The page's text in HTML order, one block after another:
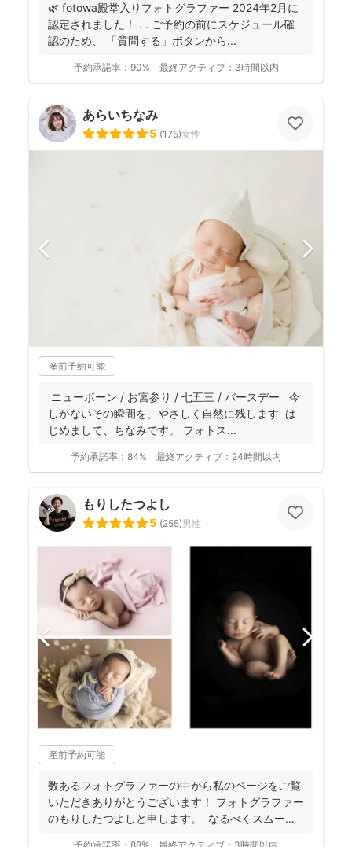
🌿 fotowa殿堂入りフォトグラファー 2024年2月に
認定されました！ . . ご予約の前にスケジュール確
認のため、 「質問する」ボタンから...
予約承諾率： 90% 最終アクティブ： 3時間以内
あらいちなみ
5 (175)女性
産前予約可能
ニューボーン / お宮参り / 七五三 / バースデー 今
しかないその瞬間を、やさしく自然に残します は
じめまして、ちなみです。 フォトス...
予約承諾率： 84% 最終アクティブ： 24時間以内
もりしたつよし
5 (255)男性
産前予約可能
数あるフォトグラファーの中から私のページをご覧
いただきありがとうございます！ フォトグラファー
のもりしたつよしと申します。 なるべくスムーズ